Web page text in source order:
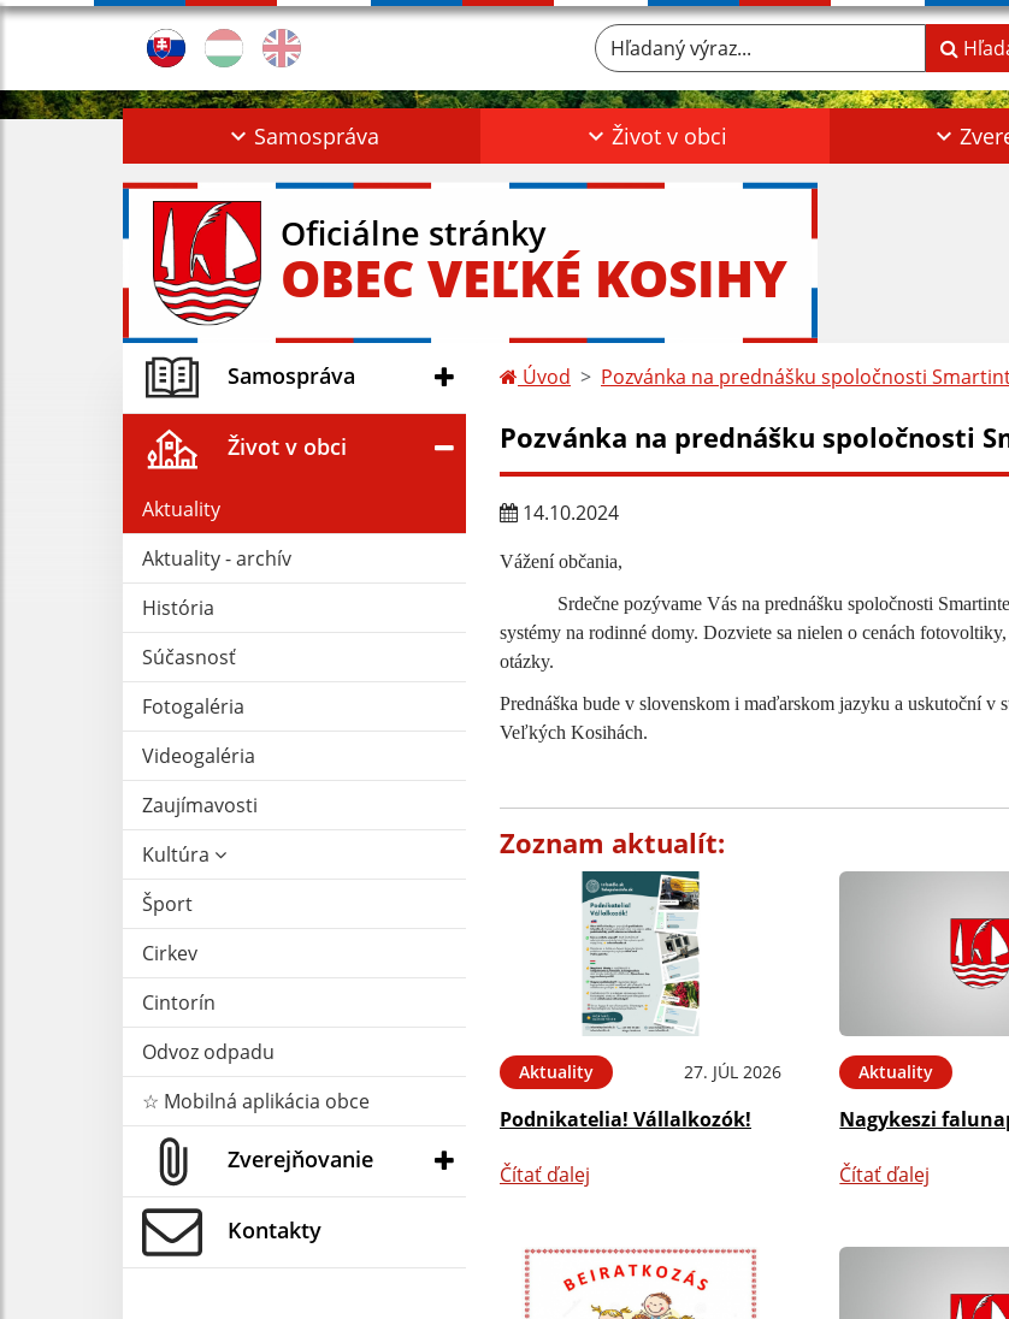
Hľadaný výraz...
Samospráva Život v obci
Oficiálne stránky
OBEC VEĽKÉ KOSIHY
Samospráva
Život v obci
Aktuality
Aktuality - archív
História
Súčasnosť
Fotogaléria
Videogaléria
Zaujímavosti
Kultúra
Šport
Cirkev
Cintorín
Odvoz odpadu
☆ Mobilná aplikácia obce
Zverejňovanie
Kontakty
Úvod Pozvánka na prednášku spoločnosti
Pozvánka na prednášku spoločnosti
14.10.2024
Vážení občania,
Srdečne pozývame Vás na prednášku spoločnosti
systémy na rodinné domy. Dozviete sa nielen o cenách
otázky.
Prednáška bude v slovenskom i maďarskom jazyku a uskutoční
Veľkých Kosihách.
Zoznam aktualít:
Aktuality 27. JÚL 2026
Podnikatelia! Vállalkozók!
Čítať ďalej
Aktuality
Nagykeszi
Čítať ďalej